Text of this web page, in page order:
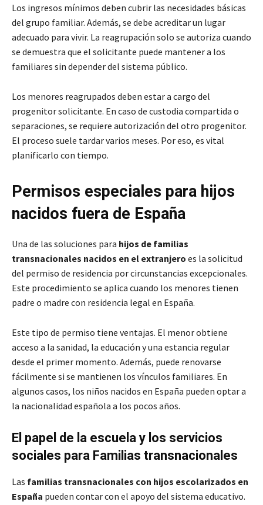
Los ingresos mínimos deben cubrir las necesidades básicas
del grupo familiar. Además, se debe acreditar un lugar
adecuado para vivir. La reagrupación solo se autoriza cuando
se demuestra que el solicitante puede mantener a los
familiares sin depender del sistema público.
Los menores reagrupados deben estar a cargo del
progenitor solicitante. En caso de custodia compartida o
separaciones, se requiere autorización del otro progenitor.
El proceso suele tardar varios meses. Por eso, es vital
planificarlo con tiempo.
Permisos especiales para hijos
nacidos fuera de España
Una de las soluciones para hijos de familias
transnacionales nacidos en el extranjero es la solicitud
del permiso de residencia por circunstancias excepcionales.
Este procedimiento se aplica cuando los menores tienen
padre o madre con residencia legal en España.
Este tipo de permiso tiene ventajas. El menor obtiene
acceso a la sanidad, la educación y una estancia regular
desde el primer momento. Además, puede renovarse
fácilmente si se mantienen los vínculos familiares. En
algunos casos, los niños nacidos en España pueden optar a
la nacionalidad española a los pocos años.
El papel de la escuela y los servicios
sociales para Familias transnacionales
Las familias transnacionales con hijos escolarizados en
España pueden contar con el apoyo del sistema educativo.